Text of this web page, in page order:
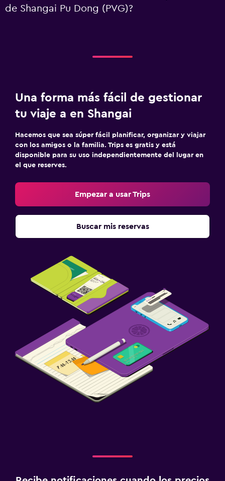
de Shangai Pu Dong (PVG)?
Una forma más fácil de gestionar
tu viaje a en Shangai
Hacemos que sea súper fácil planificar, organizar y viajar
con los amigos o la familia. Trips es gratis y está
disponible para su uso independientemente del lugar en
el que reserves.
Empezar a usar Trips
Buscar mis reservas